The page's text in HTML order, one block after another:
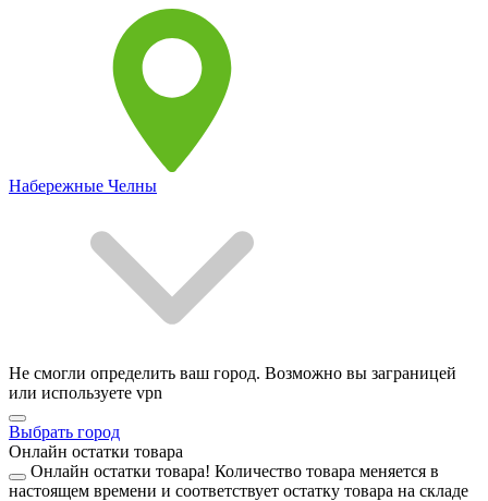
Набережные Челны
Не смогли определить ваш город. Возможно вы заграницей
или используете vpn
Выбрать город
Онлайн остатки товара
Онлайн остатки товара! Количество товара меняется в
настоящем времени и соответствует остатку товара на складе